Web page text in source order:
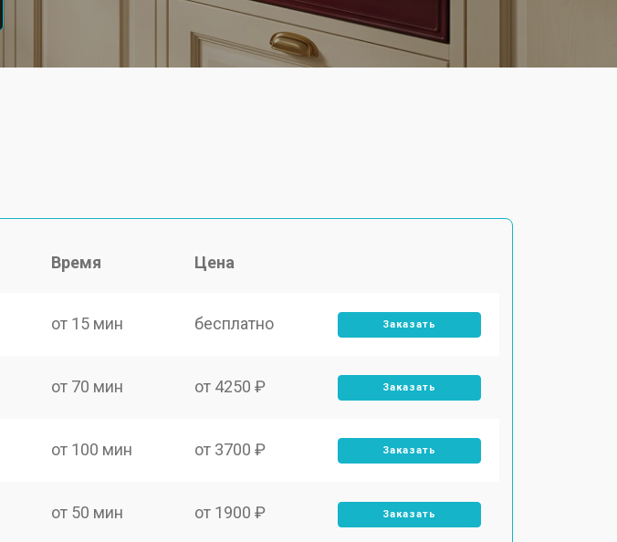
Время Цена
от 15 мин бесплатно Заказать
от 70 мин от 4250 ₽ Заказать
от 100 мин от 3700 ₽ Заказать
от 50 мин от 1900 ₽ Заказать